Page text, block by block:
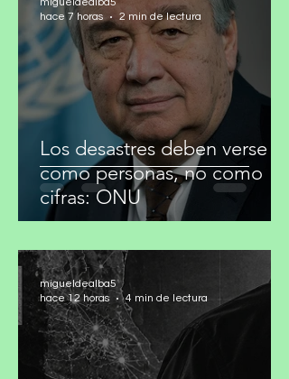
Los desastres deben verse
como personas, no como
cifras: ONU
migueldealba5
hace 7 horas
2 min de lectura
migueldealba5
hace 12 horas
4 min de lectura